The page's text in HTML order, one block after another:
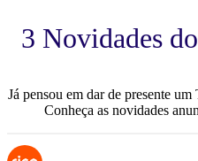
3 Novidades
Já pensou em dar de presente
Conheça as novidades